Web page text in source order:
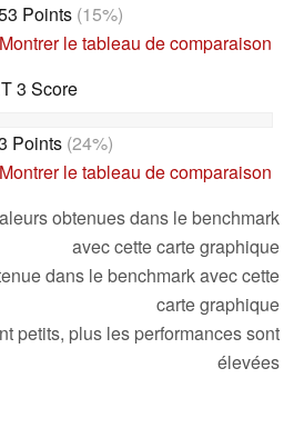
Points (15%)
le tableau de comparaison
3 Score
Points (24%)
le tableau de comparaison
obtenues dans le benchmark
avec cette carte graphique
dans le benchmark avec cette
carte graphique
petits, plus les performances sont
élevées